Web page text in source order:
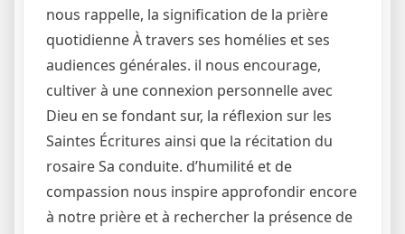
nous rappelle, la signification de la prière
quotidienne À travers ses homélies et ses
audiences générales. il nous encourage,
cultiver à une connexion personnelle avec
Dieu en se fondant sur, la réflexion sur les
Saintes Écritures ainsi que la récitation du
rosaire Sa conduite. d’humilité et de
compassion nous inspire approfondir encore
à notre prière et à rechercher la présence de